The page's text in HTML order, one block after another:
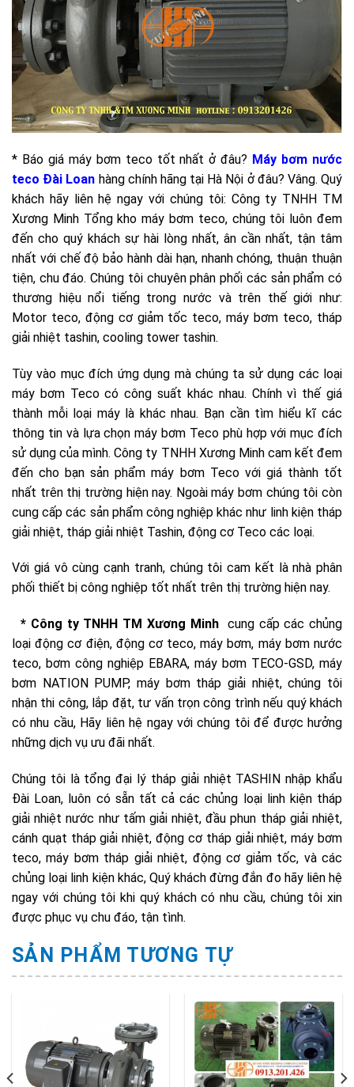
* Báo giá máy bơm teco tốt nhất ở đâu? Máy bơm nước
teco Đài Loan hàng chính hãng tại Hà Nội ở đâu? Vâng. Quý
khách hãy liên hệ ngay với chúng tôi: Công ty TNHH TM
Xương Minh Tổng kho máy bơm teco, chúng tôi luôn đem
đến cho quý khách sự hài lòng nhất, ân cần nhất, tận tâm
nhất với chế độ bảo hành dài hạn, nhanh chóng, thuận thuận
tiện, chu đáo. Chúng tôi chuyên phân phối các sản phẩm có
thương hiệu nổi tiếng trong nước và trên thế giới như:
Motor teco, động cơ giảm tốc teco, máy bơm teco, tháp
giải nhiệt tashin, cooling tower tashin.
Tùy vào mục đích ứng dụng mà chúng ta sử dụng các loại
máy bơm Teco có công suất khác nhau. Chính vì thế giá
thành mỗi loại máy là khác nhau. Bạn cần tìm hiểu kĩ các
thông tin và lựa chọn máy bơm Teco phù hợp với mục đích
sử dụng của mình. Công ty TNHH Xương Minh cam kết đem
đến cho bạn sản phẩm máy bơm Teco với giá thành tốt
nhất trên thị trường hiện nay. Ngoài máy bơm chúng tôi còn
cung cấp các sản phẩm công nghiệp khác như linh kiện tháp
giải nhiệt, tháp giải nhiệt Tashin, động cơ Teco các loại.
Với giá vô cùng cạnh tranh, chúng tôi cam kết là nhà phân
phối thiết bị công nghiệp tốt nhất trên thị trường hiện nay.
* Công ty TNHH TM Xương Minhcung cấp các chủng
loại động cơ điện, động cơ teco, máy bơm, máy bơm nước
teco, bơm công nghiệp EBARA, máy bơm TECO-GSD, máy
bơm NATION PUMP, máy bơm tháp giải nhiệt, chúng tôi
nhận thi công, lắp đặt, tư vấn trọn công trình nếu quý khách
có nhu cầu, Hãy liên hệ ngay với chúng tôi để được hưởng
những dịch vụ ưu đãi nhất.
Chúng tôi là tổng đại lý tháp giải nhiệt TASHIN nhập khẩu
Đài Loan, luôn có sẵn tất cả các chủng loại linh kiện tháp
giải nhiệt nước như tấm giải nhiệt, đầu phun tháp giải nhiệt,
cánh quạt tháp giải nhiệt, động cơ tháp giải nhiệt, máy bơm
teco, máy bơm tháp giải nhiệt, động cơ giảm tốc, và các
chủng loại linh kiện khác, Quý khách đừng đắn đo hãy liên hệ
ngay với chúng tôi khi quý khách có nhu cầu, chúng tôi xin
được phục vụ chu đáo, tận tình.
SẢN PHẨM TƯƠNG TỰ